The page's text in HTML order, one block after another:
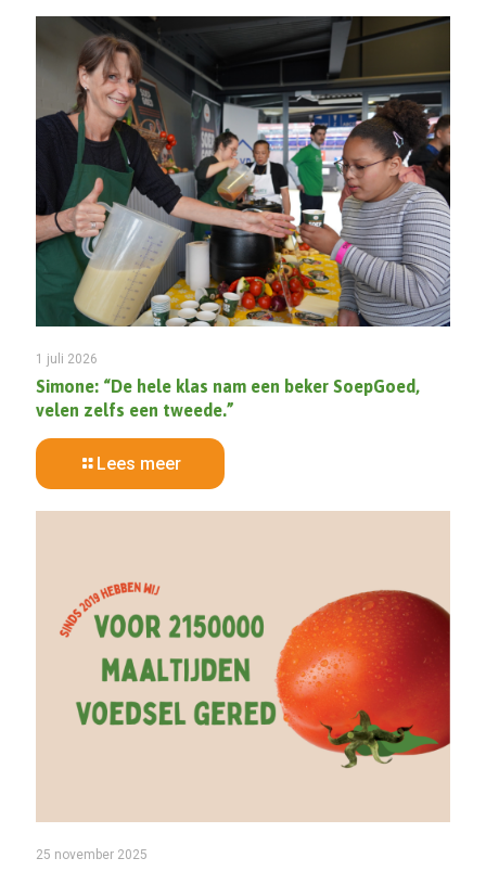
1 juli 2026
Simone: “De hele klas nam een beker SoepGoed,
velen zelfs een tweede.”
Lees meer
25 november 2025